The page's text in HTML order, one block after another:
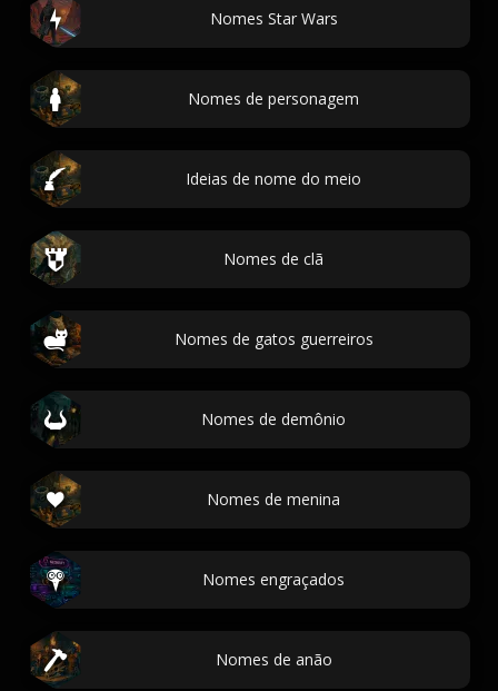
Nomes Star Wars
Nomes de personagem
Ideias de nome do meio
Nomes de clã
Nomes de gatos guerreiros
Nomes de demônio
Nomes de menina
Nomes engraçados
Nomes de anão